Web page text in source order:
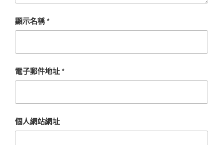
顯示名稱*
電子郵件地址*
個人網站網址